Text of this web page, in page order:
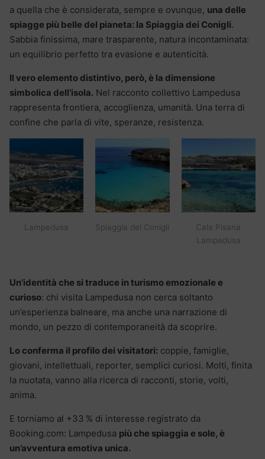
a quella che è considerata, sempre e ovunque, una delle
spiagge più belle del pianeta: la Spiaggia dei Conigli.
Sabbia finissima, mare trasparente, natura incontaminata:
un equilibrio perfetto tra evasione e autenticità.
Il vero elemento distintivo, però, è la dimensione
simbolica dell’isola. Nel racconto collettivo Lampedusa
rappresenta frontiera, accoglienza, umanità. Una terra di
confine che parla di vite, speranze, resistenza.
Lampedusa Spiaggia dei Conigli
Cala Pisana
Lampedusa
Un’identità che si traduce in turismo emozionale e
curioso: chi visita Lampedusa non cerca soltanto
un’esperienza balneare, ma anche una narrazione di
mondo, un pezzo di contemporaneità da scoprire.
Lo conferma il profilo dei visitatori: coppie, famiglie,
giovani, intellettuali, reporter, semplici curiosi. Molti, finita
la nuotata, vanno alla ricerca di racconti, storie, volti,
anima.
E torniamo al +33 % di interesse registrato da
Booking.com: Lampedusa più che spiaggia e sole, è
un’avventura emotiva unica.